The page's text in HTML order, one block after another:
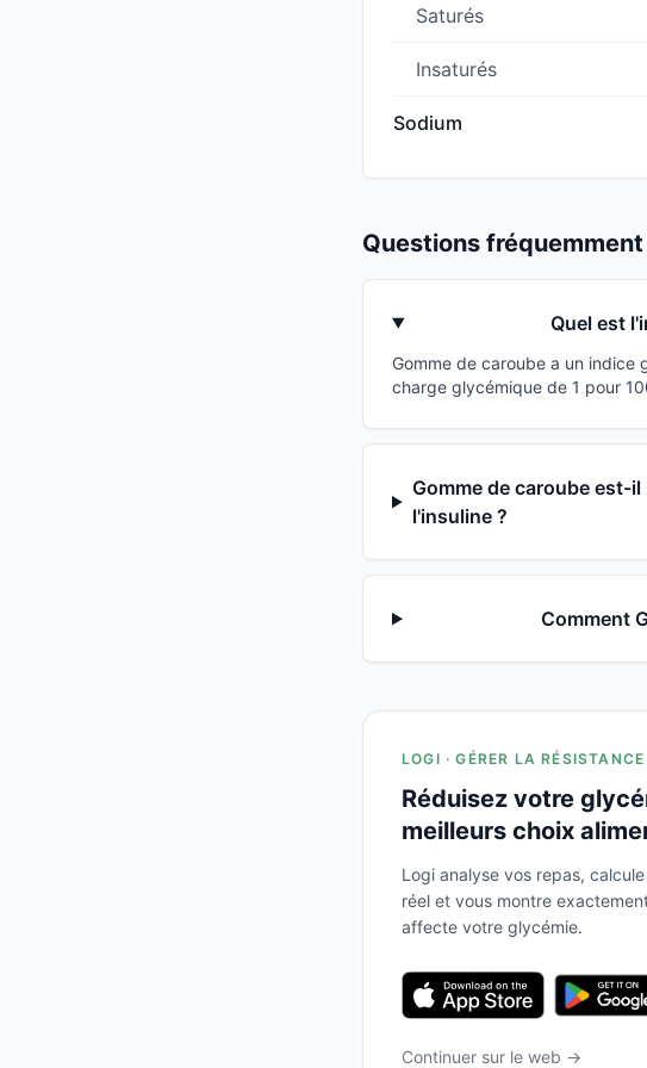
Saturés
Insaturés
Sodium
Questions
Quel est
Gomme de caroube a un indice
charge glycémique de 1 pour
Gomme de caroube est-
l'insuline ?
Comment
LOGI · GÉRER LA
Réduisez votre
meilleurs choix
Logi analyse vos repas,
réel et vous montre
affecte votre glycémie.
Continuer sur le web →